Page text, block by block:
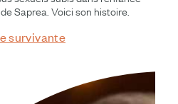
Saprea. Voici son histoire.
survivante